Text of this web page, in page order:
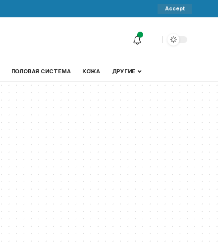
Accept
ПОЛОВАЯ СИСТЕМА КОЖА ДРУГИЕ